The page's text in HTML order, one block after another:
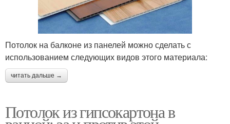
Потолок на балконе из панелей можно сделать с
использованием следующих видов этого материала:
читать дальше →
Потолок из гипсокартона в